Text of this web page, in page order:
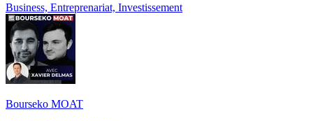
Business, Entreprenariat, Investissement
Bourseko MOAT